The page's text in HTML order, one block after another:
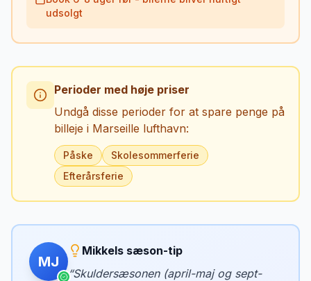
udsolgt
Perioder med høje priser
Undgå disse perioder for at spare penge på
billeje i Marseille lufthavn:
Påske
Skolesommerferie
Efterårsferie
MJ
Mikkels sæson-tip
“Skuldersæsonen (april-maj og sept-